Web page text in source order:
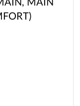
MAIN